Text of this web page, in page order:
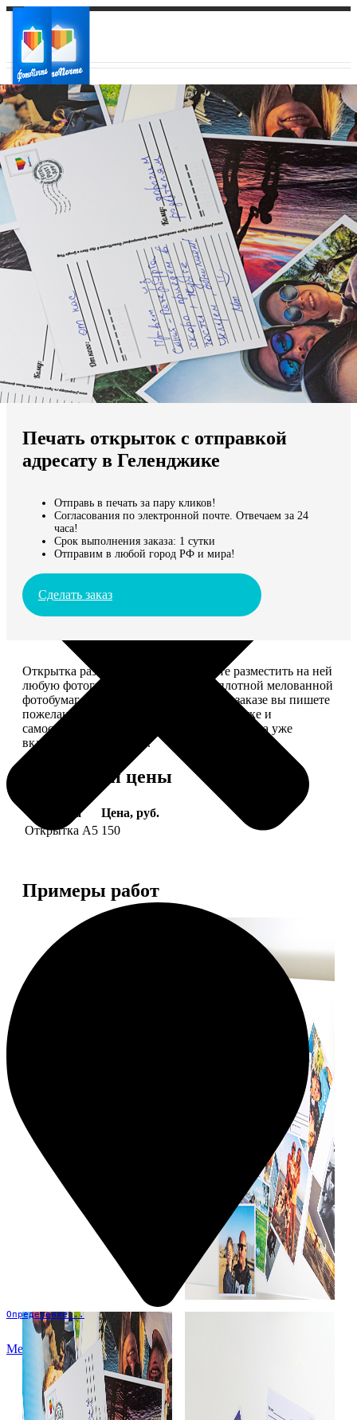
Ваш город:
Ваш регион доставки
Выберите из списка:
Мы доставляем по всему миру
Продолжить без города
Определение...
Меню
Печать открыток с отправкой
адресату в Геленджике
Отправь в печать за пару кликов!
Согласования по электронной почте. Отвечаем за 24
часа!
Срок выполнения заказа: 1 сутки
Отправим в любой город РФ и мира!
Сделать заказ
Открытка размером 10*15, вы можете разместить на ней
любую фотографию. Печатается на плотной мелованной
фотобумаге плотностью 300 г/м2. При заказе вы пишете
пожелание, мы его напечатаем на открытке и
самостоятельно отправим адресату (доставка уже
включена в стоимость).
Форматы и цены
Услуга
Цена, руб.
Открытка А5 150
Примеры работ